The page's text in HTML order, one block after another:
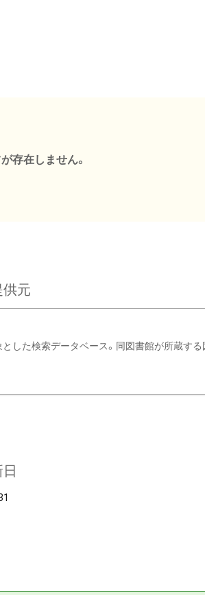
存在しません。
元
した検索データベース。同図書館が所蔵する